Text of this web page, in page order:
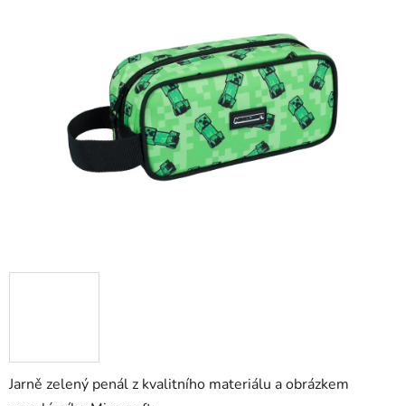
Jarně zelený penál z kvalitního materiálu a obrázkem